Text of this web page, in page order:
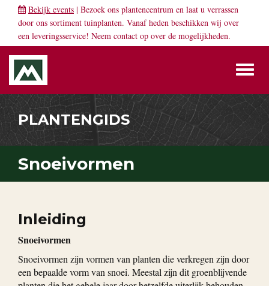
Bekijk events | Bezoek ons plantencentrum en laat u verrassen
door ons sortiment tuinplanten. Vanaf heden beschikken wij over
een leveringsservice! Neem contact op over de mogelijkheden.
PLANTENGIDS
Snoeivormen
Inleiding
Snoeivormen
Snoeivormen zijn vormen van planten die verkregen zijn door
een bepaalde vorm van snoei. Meestal zijn dit groenblijvende